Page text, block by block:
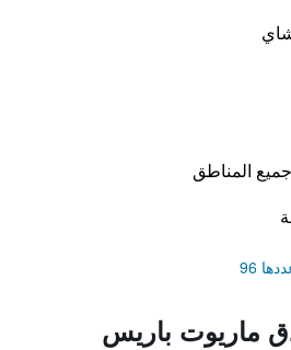
المناطق
96
ماريوت باريس